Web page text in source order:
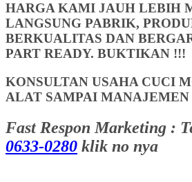
HARGA KAMI JAUH LEBIH
LANGSUNG PABRIK,
BERKUALITAS DAN
PART READY. BUKTIKAN !!!
KONSULTAN USAHA CUCI
ALAT SAMPAI MANAJEMEN
Fast Respon Marketing :
0633-0280 klik no nya